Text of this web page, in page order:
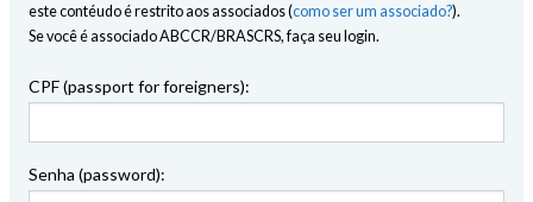
este contéudo é restrito aos associados (como ser um associado?).
Se você é associado ABCCR/BRASCRS, faça seu login.
CPF (passport for foreigners):
Senha (password):